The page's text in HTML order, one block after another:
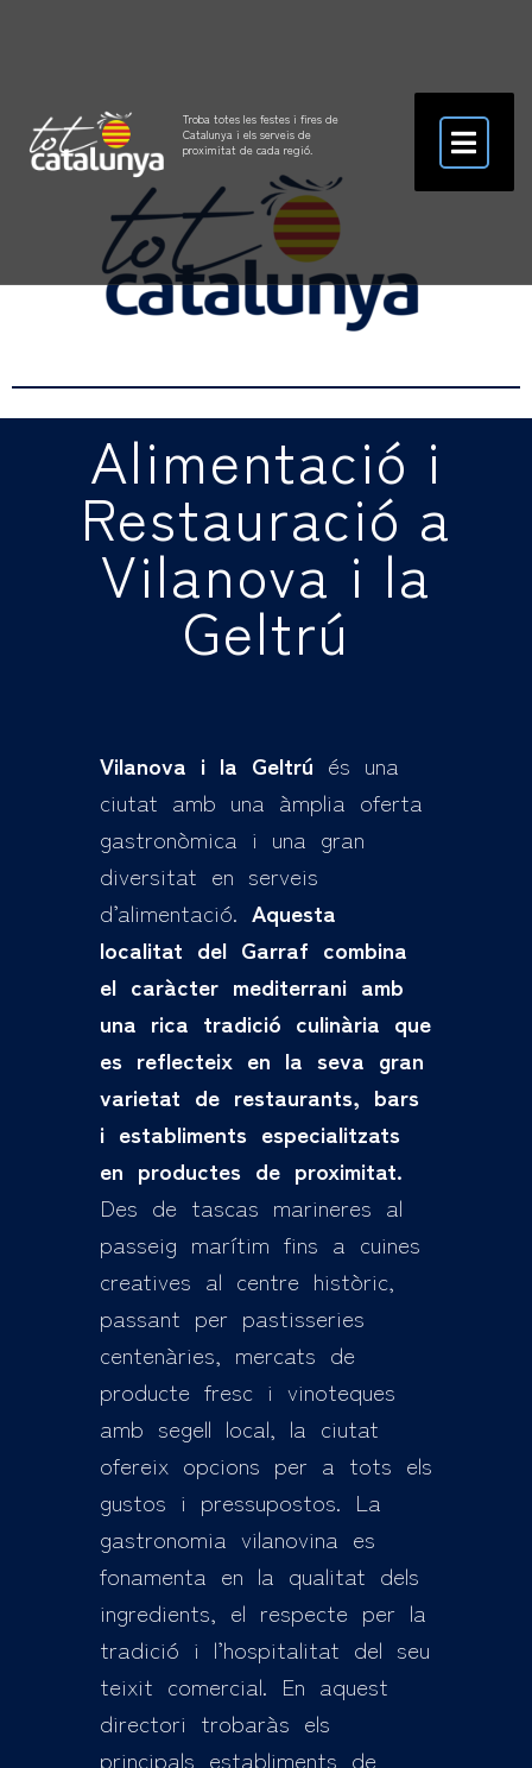
Troba totes les festes i fires de
Catalunya i els serveis de
proximitat de cada regió.
Alimentació i
Restauració a
Vilanova i la
Geltrú
Vilanova i la Geltrú és una
ciutat amb una àmplia oferta
gastronòmica i una gran
diversitat en serveis
d’alimentació. Aquesta
localitat del Garraf combina
el caràcter mediterrani amb
una rica tradició culinària que
es reflecteix en la seva gran
varietat de restaurants, bars
i establiments especialitzats
en productes de proximitat.
Des de tascas marineres al
passeig marítim fins a cuines
creatives al centre històric,
passant per pastisseries
centenàries, mercats de
producte fresc i vinoteques
amb segell local, la ciutat
ofereix opcions per a tots els
gustos i pressupostos. La
gastronomia vilanovina es
fonamenta en la qualitat dels
ingredients, el respecte per la
tradició i l’hospitalitat del seu
teixit comercial. En aquest
directori trobaràs els
principals establiments de